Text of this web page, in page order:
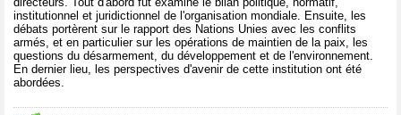
institutionnel et juridictionnel de l'organisation mondiale. Ensuite, les
débats portèrent sur le rapport des Nations Unies avec les conflits
armés, et en particulier sur les opérations de maintien de la paix, les
questions du désarmement, du développement et de l'environnement.
En dernier lieu, les perspectives d'avenir de cette institution ont été
abordées.